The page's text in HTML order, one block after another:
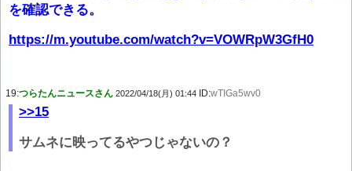
を確認できる。
https://m.youtube.com/watch?v=VOWRpW3GfH0
19:つらたんニュースさん 2022/04/18(月) 01:44 ID:wTIGa5wv0
>>15
サムネに映ってるやつじゃないの？